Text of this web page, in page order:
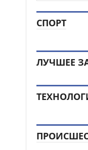
СПОРТ
ЛУЧШЕЕ